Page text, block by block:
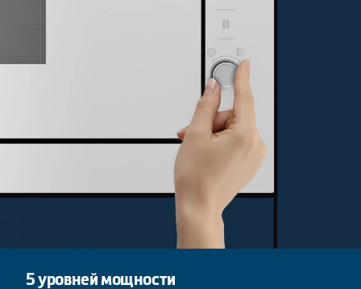
5 уровней мощности